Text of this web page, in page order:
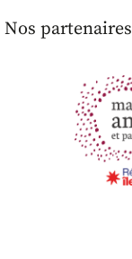
Nos partenaires